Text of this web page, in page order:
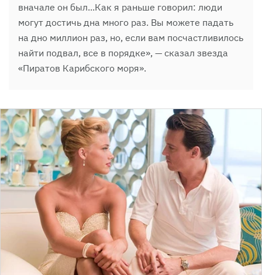
вначале он был...Как я раньше говорил: люди
могут достичь дна много раз. Вы можете падать
на дно миллион раз, но, если вам посчастливилось
найти подвал, все в порядке», — сказал звезда
«Пиратов Карибского моря».